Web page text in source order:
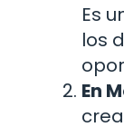
Es
los
En